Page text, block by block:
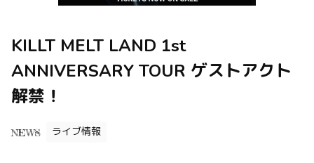
KILLT MELT LAND 1st
ANNIVERSARY TOUR ゲストアクト
解禁！
NEWS ライブ情報